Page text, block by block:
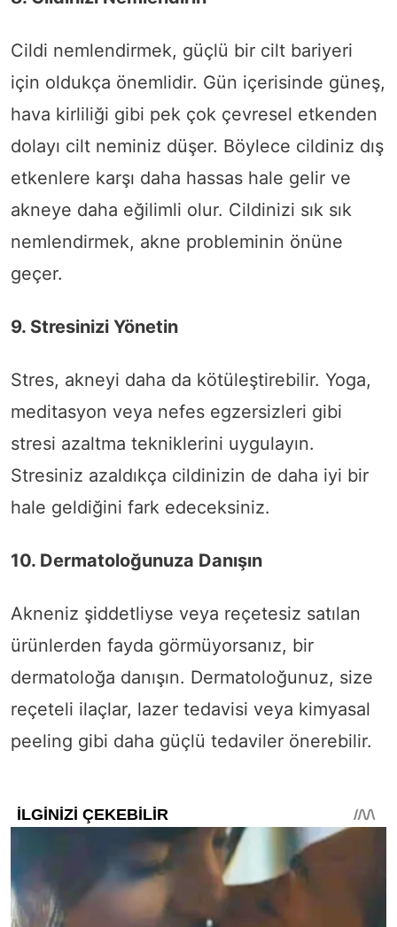
Cildi nemlendirmek, güçlü bir cilt bariyeri
için oldukça önemlidir. Gün içerisinde güneş,
hava kirliliği gibi pek çok çevresel etkenden
dolayı cilt neminiz düşer. Böylece cildiniz dış
etkenlere karşı daha hassas hale gelir ve
akneye daha eğilimli olur. Cildinizi sık sık
nemlendirmek, akne probleminin önüne
geçer.
9. Stresinizi Yönetin
Stres, akneyi daha da kötüleştirebilir. Yoga,
meditasyon veya nefes egzersizleri gibi
stresi azaltma tekniklerini uygulayın.
Stresiniz azaldıkça cildinizin de daha iyi bir
hale geldiğini fark edeceksiniz.
10. Dermatoloğunuza Danışın
Akneniz şiddetliyse veya reçetesiz satılan
ürünlerden fayda görmüyorsanız, bir
dermatoloğa danışın. Dermatoloğunuz, size
reçeteli ilaçlar, lazer tedavisi veya kimyasal
peeling gibi daha güçlü tedaviler önerebilir.